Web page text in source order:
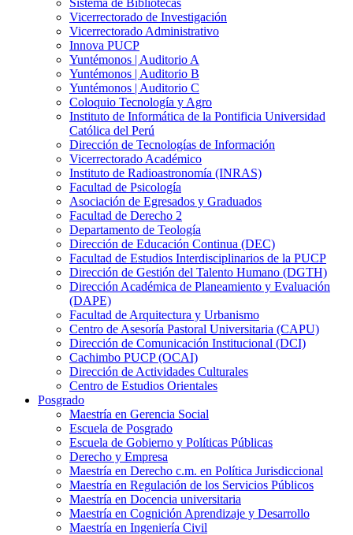
Sistema de Bibliotecas
Vicerrectorado de Investigación
Vicerrectorado Administrativo
Innova PUCP
Yuntémonos | Auditorio A
Yuntémonos | Auditorio B
Yuntémonos | Auditorio C
Coloquio Tecnología y Agro
Instituto de Informática de la Pontificia Universidad
Católica del Perú
Dirección de Tecnologías de Información
Vicerrectorado Académico
Instituto de Radioastronomía (INRAS)
Facultad de Psicología
Asociación de Egresados y Graduados
Facultad de Derecho 2
Departamento de Teología
Dirección de Educación Continua (DEC)
Facultad de Estudios Interdisciplinarios de la PUCP
Dirección de Gestión del Talento Humano (DGTH)
Dirección Académica de Planeamiento y Evaluación
(DAPE)
Facultad de Arquitectura y Urbanismo
Centro de Asesoría Pastoral Universitaria (CAPU)
Dirección de Comunicación Institucional (DCI)
Cachimbo PUCP (OCAI)
Dirección de Actividades Culturales
Centro de Estudios Orientales
Posgrado
Maestría en Gerencia Social
Escuela de Posgrado
Escuela de Gobierno y Políticas Públicas
Derecho y Empresa
Maestría en Derecho c.m. en Política Jurisdiccional
Maestría en Regulación de los Servicios Públicos
Maestría en Docencia universitaria
Maestría en Cognición Aprendizaje y Desarrollo
Maestría en Ingeniería Civil